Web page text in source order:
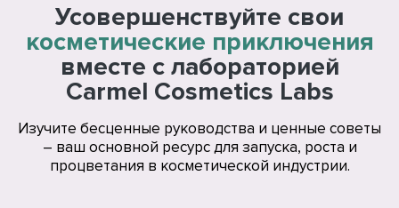
Усовершенствуйте свои
косметические приключения
вместе с лабораторией
Carmel Cosmetics Labs
Изучите бесценные руководства и ценные советы
– ваш основной ресурс для запуска, роста и
процветания в косметической индустрии.